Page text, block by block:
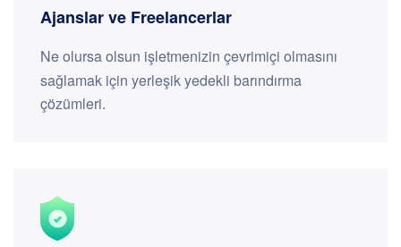
Ajanslar ve Freelancerlar
Ne olursa olsun işletmenizin çevrimiçi olmasını
sağlamak için yerleşik yedekli barındırma
çözümleri.